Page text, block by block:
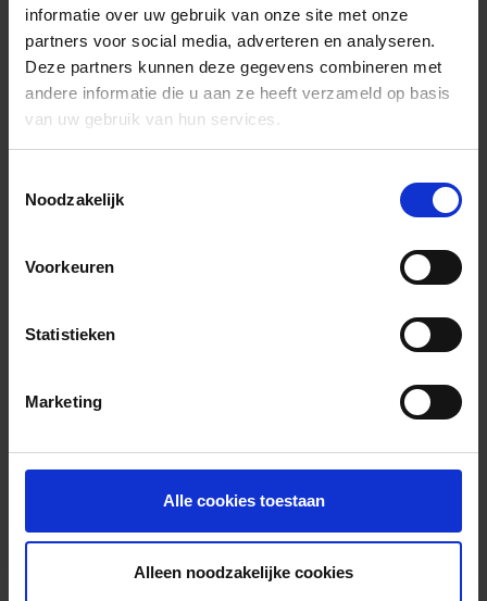
informatie over uw gebruik van onze site met onze
partners voor social media, adverteren en analyseren.
Deze partners kunnen deze gegevens combineren met
andere informatie die u aan ze heeft verzameld op basis
van uw gebruik van hun services.
Noodzakelijk
Voorkeuren
Statistieken
Marketing
Alle cookies toestaan
Alleen noodzakelijke cookies